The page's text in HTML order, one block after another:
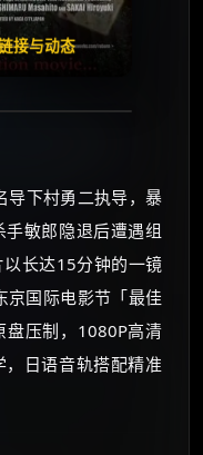
接与动态
请反馈
导下村勇二执导，暴
敏郎隐退后遭遇组
长达15分钟的一镜
京国际电影节「最佳
盘压制，1080P高清
日语音轨搭配精准